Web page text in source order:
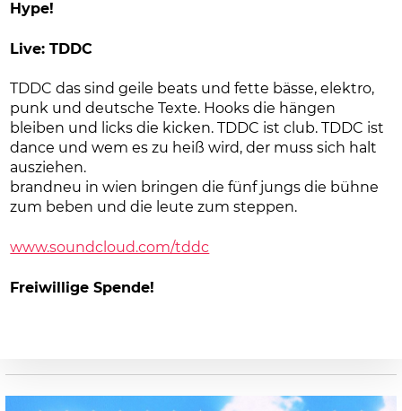
Hype!
Live: TDDC
TDDC das sind geile beats und fette bässe, elektro,
punk und deutsche Texte. Hooks die hängen
bleiben und licks die kicken. TDDC ist club. TDDC ist
dance und wem es zu heiß wird, der muss sich halt
ausziehen.
brandneu in wien bringen die fünf jungs die bühne
zum beben und die leute zum steppen.
www.soundcloud.com/tddc
Freiwillige Spende!